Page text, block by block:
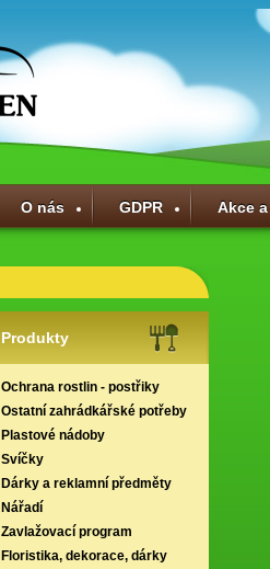
O nás GDPR Akce
Produkty
Ochrana rostlin - postřiky
Ostatní zahrádkářské potřeby
Plastové nádoby
Svíčky
Dárky a reklamní předměty
Nářadí
Zavlažovací program
Floristika, dekorace, dárky